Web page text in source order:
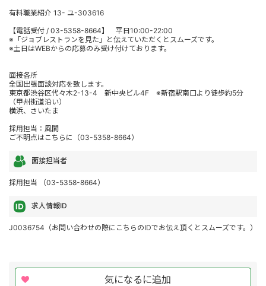
有料職業紹介 13- ユ-303616
【電話受付 / 03-5358-8664】 平日10:00-22:00
※「ジョブレストランを見た」と伝えていただくとスムーズです。
※土日はWEBからの応募のみ受け付けております。
面接各所
全国出張面談対応を致します。
東京都渋谷区代々木2-13-4 新中央ビル4F ※新宿駅南口より徒歩約5分
（甲州街道沿い）
横浜、さいたま
採用担当：風間
ご不明点はこちらに（03-5358-8664）
面接担当者
採用担当 （03-5358-8664）
求人情報ID
J0036754（お問い合わせの際にこちらのIDでお伝え頂くとスムーズです。）
気になるに追加